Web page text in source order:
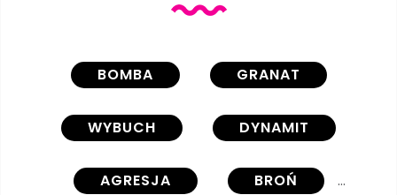
BOMBA GRANAT
WYBUCH DYNAMIT
AGRESJA BROŃ